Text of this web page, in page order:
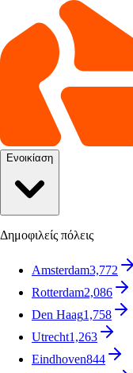
Ενοικίαση
Δημοφιλείς πόλεις
Amsterdam3,772
Rotterdam2,086
Den Haag1,758
Utrecht1,263
Eindhoven844